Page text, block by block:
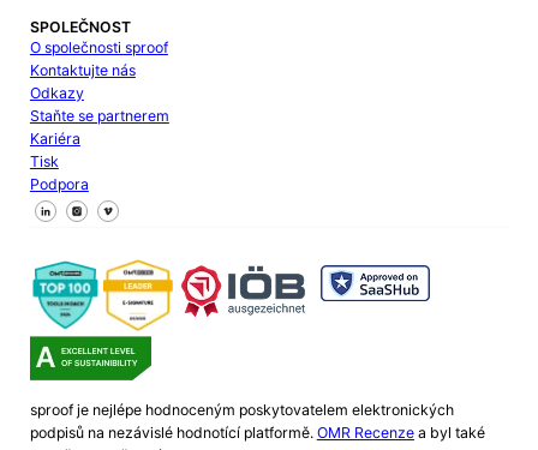
SPOLEČNOST
O společnosti sproof
Kontaktujte nás
Odkazy
Staňte se partnerem
Kariéra
Tisk
Podpora
Sledujte nás na Facebooku
Sledujte nás na X
Sledujte nás na LinkedIn
sproof je nejlépe hodnoceným poskytovatelem elektronických
podpisů na nezávislé hodnotící platformě. OMR Recenzea byl také